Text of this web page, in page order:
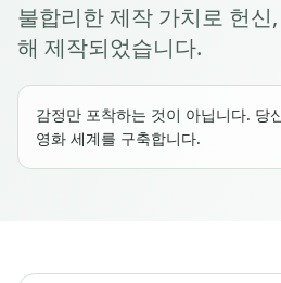
불합리한 제작 가치로 헌신
해 제작되었습니다.
감정만 포착하는 것이 아닙니다. 당
영화 세계를 구축합니다.